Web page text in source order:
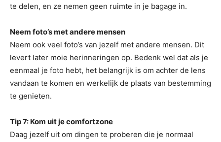
te delen, en ze nemen geen ruimte in je bagage in.
Neem foto’s met andere mensen
Neem ook veel foto’s van jezelf met andere mensen. Dit
levert later moie herinneringen op. Bedenk wel dat als je
eenmaal je foto hebt, het belangrijk is om achter de lens
vandaan te komen en werkelijk de plaats van bestemming
te genieten.
Tip 7: Kom uit je comfortzone
Daag jezelf uit om dingen te proberen die je normaal